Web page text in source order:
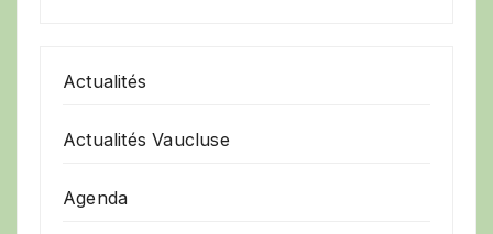
Actualités
Actualités Vaucluse
Agenda